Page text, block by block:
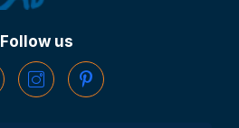
Follow us